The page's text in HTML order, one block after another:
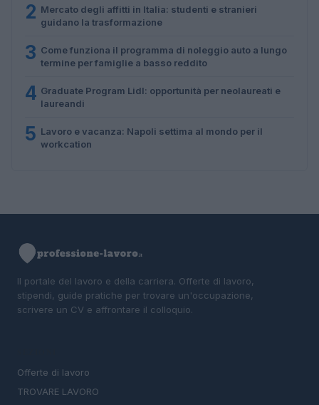
2 Mercato degli affitti in Italia: studenti e stranieri
guidano la trasformazione
3 Come funziona il programma di noleggio auto a lungo
termine per famiglie a basso reddito
4 Graduate Program Lidl: opportunità per neolaureati e
laureandi
5 Lavoro e vacanza: Napoli settima al mondo per il
workcation
Il portale del lavoro e della carriera. Offerte di lavoro,
stipendi, guide pratiche per trovare un'occupazione,
scrivere un CV e affrontare il colloquio.
Offerte di lavoro
TROVARE LAVORO